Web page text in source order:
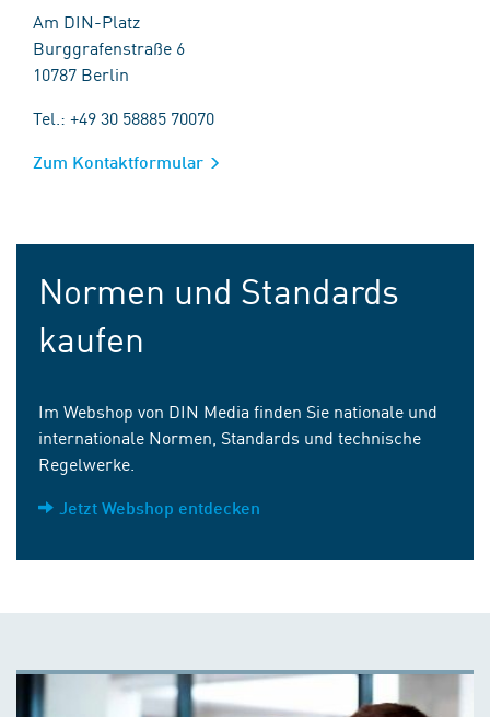
Am DIN-Platz
Burggrafenstraße 6
10787 Berlin
Tel.: +49 30 58885 70070
Zum Kontaktformular
Normen und Standards
kaufen
Im Webshop von DIN Media finden Sie nationale und
internationale Normen, Standards und technische
Regelwerke.
Jetzt Webshop entdecken